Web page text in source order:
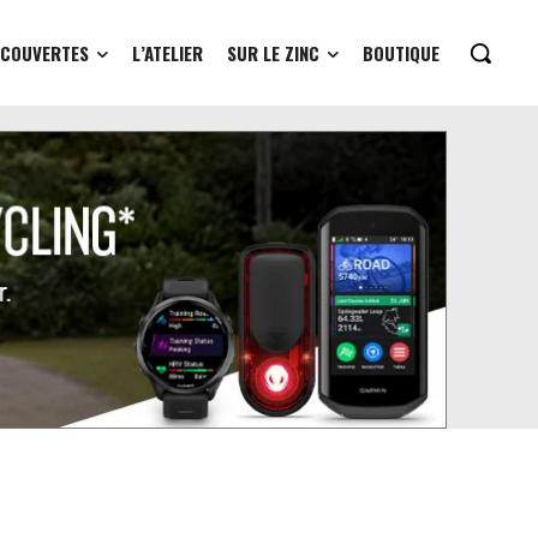
L’ATELIER SUR LE ZINC BOUTIQUE